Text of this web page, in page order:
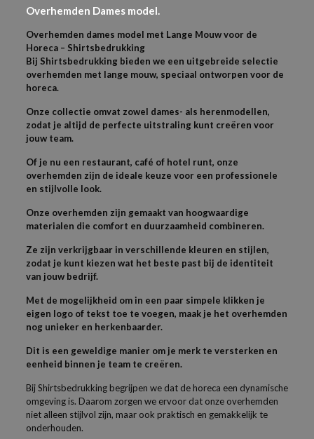
Overhemden Dames model.
Overhemden dames model met Lange Mouw voor de
Horeca – Shirtsbedrukking
Bij Shirtsbedrukking bieden we een uitgebreide selectie
overhemden met lange mouw, speciaal ontworpen voor de
horeca.
Onze collectie omvat zowel dames- als herenmodellen,
zodat je altijd de perfecte uitstraling kunt creëren voor
jouw team.
Of je nu een restaurant, café of hotel runt, onze
overhemden zijn de ideale keuze voor een professionele
en stijlvolle look.
Onze overhemden zijn gemaakt van hoogwaardige
materialen die comfort en duurzaamheid combineren.
Ze zijn verkrijgbaar in verschillende kleuren en stijlen,
zodat je kunt kiezen wat het beste past bij de identiteit
van jouw bedrijf.
Met de mogelijkheid om in een paar simpele klikken je
eigen logo of tekst toe te voegen, maak je het overhemden
nog unieker en herkenbaarder.
Dit is een geweldige manier om je merk te versterken en
eenheid binnen je team te creëren.
Bij Shirtsbedrukking begrijpen we dat de horeca een dynamische
omgeving is. Daarom zorgen we ervoor dat onze overhemden
niet alleen stijlvol zijn, maar ook praktisch en gemakkelijk te
onderhouden.